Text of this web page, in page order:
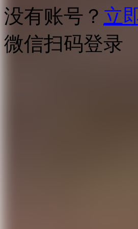
没有账号？ 立
微信扫码登录